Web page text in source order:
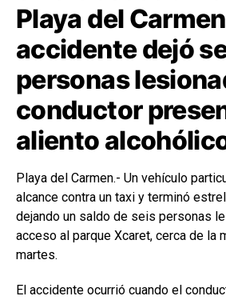
Playa del
accidente dejó
personas
conductor
aliento
Playa del Carmen.- Un vehículo
alcance contra un taxi y terminó
dejando un saldo de seis personas
acceso al parque Xcaret, cerca de la
martes.
El accidente ocurrió cuando el